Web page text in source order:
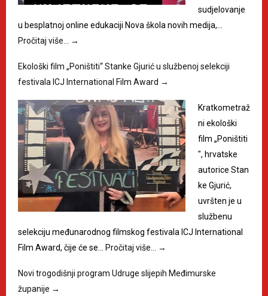
sudjelovanje
u besplatnoj online edukaciji Nova škola novih medija,…
Pročitaj više… →
Ekološki film „Poništiti“ Stanke Gjurić u službenoj selekciji
festivala ICJ International Film Award →
Kratkometraž
ni ekološki
film „Poništiti
", hrvatske
autorice Stan
ke Gjurić,
uvršten je u
službenu
selekciju međunarodnog filmskog festivala ICJ International
Film Award, čije će se… Pročitaj više… →
Novi trogodišnji program Udruge slijepih Međimurske
županije →